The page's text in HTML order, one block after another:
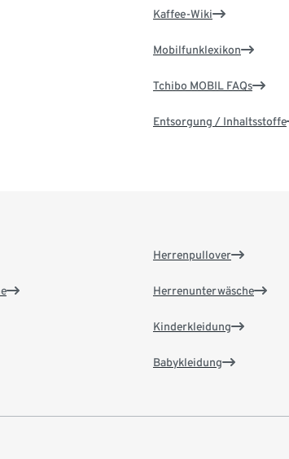
Kaffee-Wiki
Mobilfunklexikon
Tchibo MOBIL FAQs
Entsorgung / Inhaltsstoffe
Herrenpullover
Herrenunterwäsche
Kinderkleidung
Babykleidung